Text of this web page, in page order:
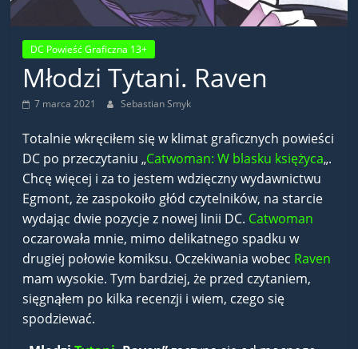
DC Powieść Graficzna 13+
Młodzi Tytani. Raven
7 marca 2021 Sebastian Smyk
Totalnie wkręciłem się w klimat graficznych powieści
DC po przeczytaniu „Catwoman: W blasku księżyca„.
Chcę więcej i za to jestem wdzięczny wydawnictwu
Egmont, że zaspokoiło głód czytelników, na starcie
wydając dwie pozycje z nowej linii DC. Catwoman
oczarowała mnie, mimo delikatnego spadku w
drugiej połowie komiksu. Oczekiwania wobec Raven
mam wysokie. Tym bardziej, że przed czytaniem,
sięgnąłem po kilka recenzji i wiem, czego się
spodziewać.